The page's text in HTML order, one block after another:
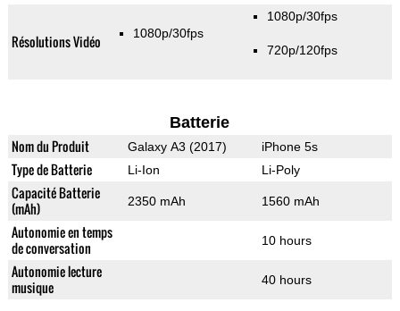
Résolutions Vidéo 1080p/30fps
1080p/30fps
720p/120fps
Batterie
Nom du Produit Galaxy A3 (2017) iPhone 5s
Type de Batterie Li-Ion Li-Poly
Capacité Batterie
(mAh)
2350 mAh 1560 mAh
Autonomie en temps
de conversation
10 hours
Autonomie lecture
musique
40 hours